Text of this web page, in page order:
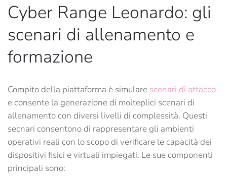
Cyber Range Leonardo: gli
scenari di allenamento e
formazione
Compito della piattaforma è simulare scenari di attacco
e consente la generazione di molteplici scenari di
allenamento con diversi livelli di complessità. Questi
secnari consentono di rappresentare gli ambienti
operativi reali con lo scopo di verificare le capacità dei
dispositivi fisici e virtuali impiegati. Le sue componenti
principali sono: